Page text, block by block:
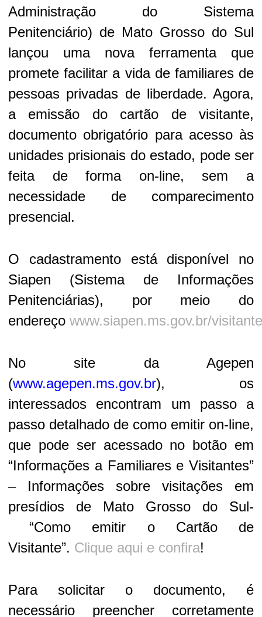
Administração do Sistema
Penitenciário) de Mato Grosso do Sul
lançou uma nova ferramenta que
promete facilitar a vida de familiares de
pessoas privadas de liberdade. Agora,
a emissão do cartão de visitante,
documento obrigatório para acesso às
unidades prisionais do estado, pode ser
feita de forma on-line, sem a
necessidade de comparecimento
presencial.
O cadastramento está disponível no
Siapen (Sistema de Informações
Penitenciárias), por meio do
endereço www.siapen.ms.gov.br/visitante
No site da Agepen
(www.agepen.ms.gov.br), os
interessados encontram um passo a
passo detalhado de como emitir on-line,
que pode ser acessado no botão em
“Informações a Familiares e Visitantes”
– Informações sobre visitações em
presídios de Mato Grosso do Sul-
“Como emitir o Cartão de
Visitante”. Clique aqui e confira!
Para solicitar o documento, é
necessário preencher corretamente